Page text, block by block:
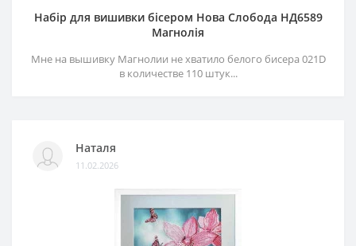
Набір для вишивки бісером Нова Слобода НД6589
Магнолія
Мне на вышивку Магнолии не хватило белого бисера 021D
в количестве 110 штук...
Наталя
11.02.2026